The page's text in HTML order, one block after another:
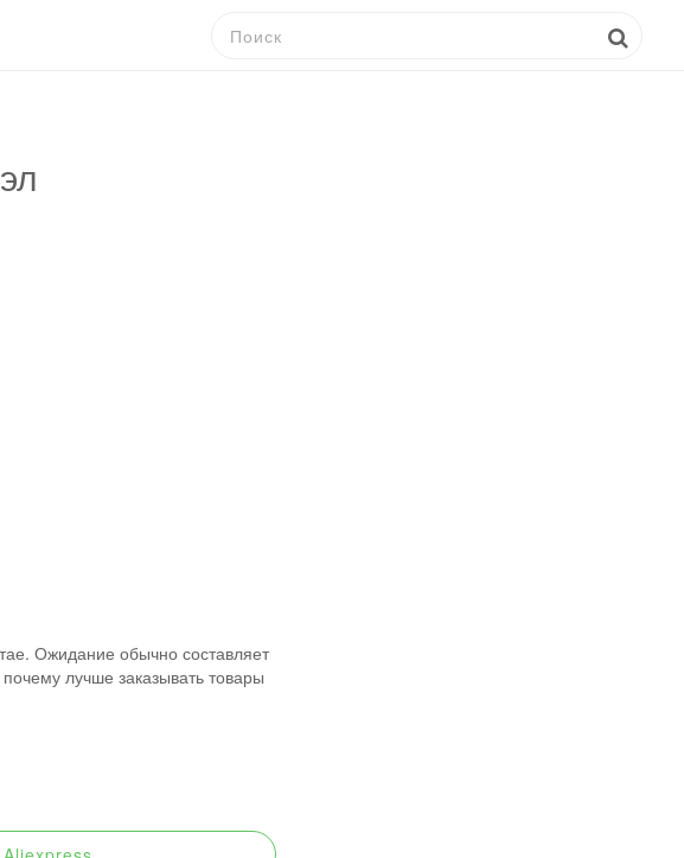
Ожидание обычно составляет
лучше заказывать товары